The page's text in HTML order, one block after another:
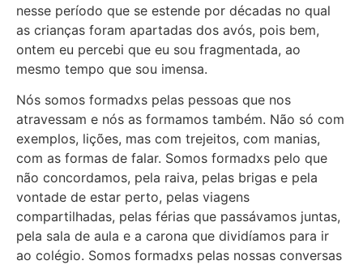
nesse período que se estende por décadas no qual
as crianças foram apartadas dos avós, pois bem,
ontem eu percebi que eu sou fragmentada, ao
mesmo tempo que sou imensa.
Nós somos formadxs pelas pessoas que nos
atravessam e nós as formamos também. Não só com
exemplos, lições, mas com trejeitos, com manias,
com as formas de falar. Somos formadxs pelo que
não concordamos, pela raiva, pelas brigas e pela
vontade de estar perto, pelas viagens
compartilhadas, pelas férias que passávamos juntas,
pela sala de aula e a carona que dividíamos para ir
ao colégio. Somos formadxs pelas nossas conversas